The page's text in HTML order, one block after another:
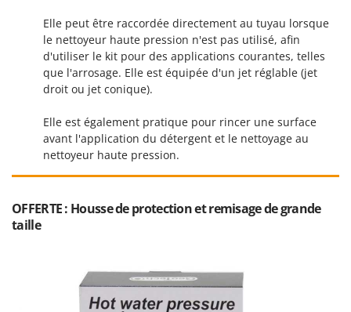
Udor
Unger
Verdemax
Vesco
Volpi
W
Waldner
Weber
Wiper EcoRobot
Wolf Garten
Elle peut être raccordée directement au tuyau lorsque
le nettoyeur haute pression n'est pas utilisé, afin
d'utiliser le kit pour des applications courantes, telles
que l'arrosage. Elle est équipée d'un jet réglable (jet
droit ou jet conique).
Elle est également pratique pour rincer une surface
avant l'application du détergent et le nettoyage au
nettoyeur haute pression.
OFFERTE : Housse de protection et remisage de grande
taille